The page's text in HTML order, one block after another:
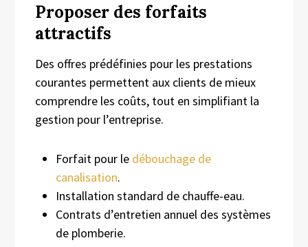
Proposer des forfaits
attractifs
Des offres prédéfinies pour les prestations
courantes permettent aux clients de mieux
comprendre les coûts, tout en simplifiant la
gestion pour l’entreprise.
Forfait pour le débouchage de
canalisation.
Installation standard de chauffe-eau.
Contrats d’entretien annuel des systèmes
de plomberie.